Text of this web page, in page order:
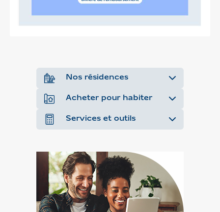
Nos résidences
Acheter pour habiter
Services et outils